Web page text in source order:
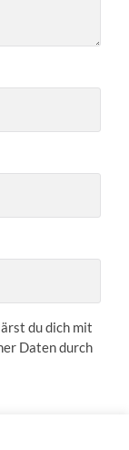
du dich mit
Daten durch